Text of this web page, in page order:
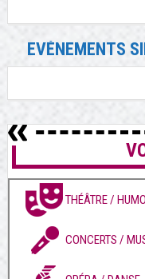
EVÉNEMENTS
THÉÂTRE /
CONCERTS /